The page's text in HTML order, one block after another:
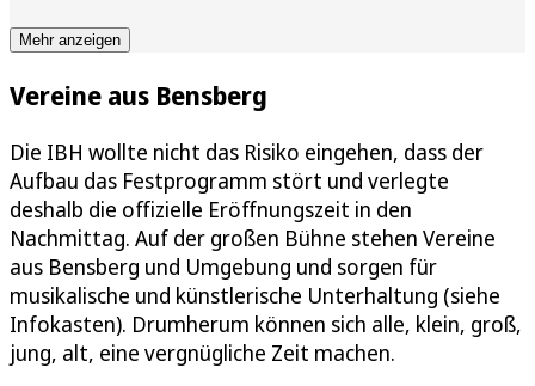
Mehr anzeigen
Vereine aus Bensberg
Die IBH wollte nicht das Risiko eingehen, dass der
Aufbau das Festprogramm stört und verlegte
deshalb die offizielle Eröffnungszeit in den
Nachmittag. Auf der großen Bühne stehen Vereine
aus Bensberg und Umgebung und sorgen für
musikalische und künstlerische Unterhaltung (siehe
Infokasten). Drumherum können sich alle, klein, groß,
jung, alt, eine vergnügliche Zeit machen.